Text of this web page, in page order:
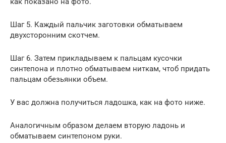
Шаг 5. Каждый пальчик заготовки обматываем
двухсторонним скотчем.
Шаг 6. Затем прикладываем к пальцам кусочки
синтепона и плотно обматываем ниткам, чтоб придать
пальцам обезьянки объем.
У вас должна получиться ладошка, как на фото ниже.
Аналогичным образом делаем вторую ладонь и
обматываем синтепоном руки.